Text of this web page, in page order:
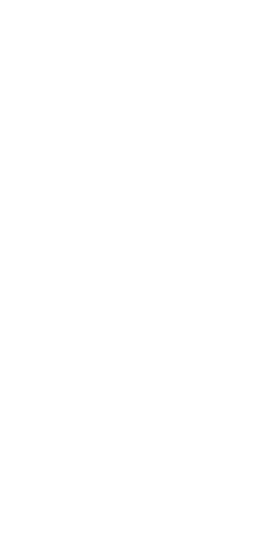
er naturligt beskyttet
og kendetegner